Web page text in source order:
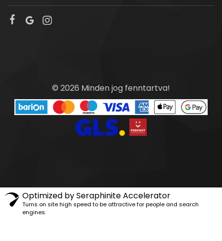
© 2026 Minden jog fenntartva!
Optimized by Seraphinite Accelerator
Turns on site high speed to be attractive for people and search
engines.